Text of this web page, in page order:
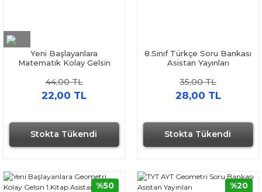
Stokta Tükendi
Yeni Başlayanlara
Matematik Kolay Gelsin
44,00 TL
22,00 TL
Stokta Tükendi
8.Sınıf Türkçe Soru Bankası
Asistan Yayınları
35,00 TL
28,00 TL
%50 %20